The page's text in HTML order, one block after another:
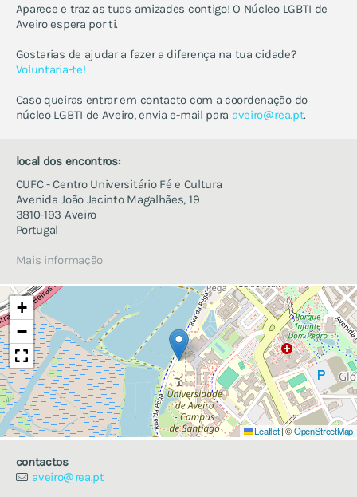
lisboa
nacional — online
nacional — trans
porto
viana do castelo
Aparece e traz as tuas amizades contigo! O Núcleo LGBTI de
Aveiro espera por ti.
Gostarias de ajudar a fazer a diferença na tua cidade?
Voluntaria-te!
Caso queiras entrar em contacto com a coordenação do
núcleo LGBTI de Aveiro, envia e-mail para aveiro rea.pt.
local dos encontros:
CUFC - Centro Universitário Fé e Cultura
Avenida João Jacinto Magalhães, 19
3810-193 Aveiro
Portugal
Mais informação
+
−
Leaflet|©OpenStreetMap
contactos
aveiro
rea.pt